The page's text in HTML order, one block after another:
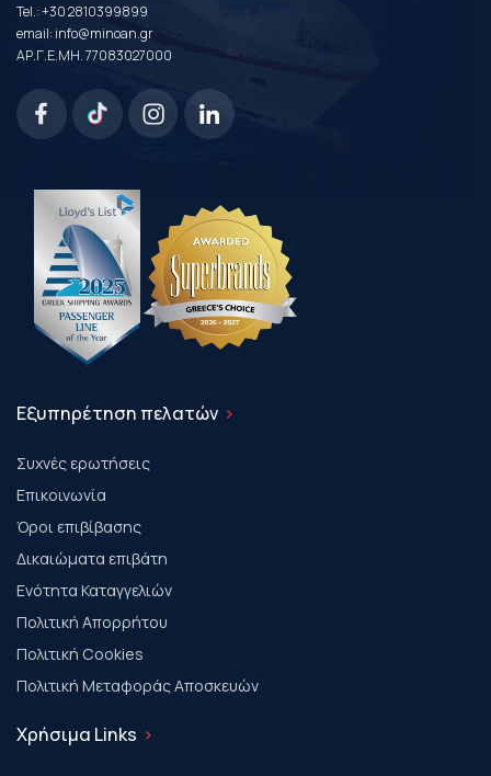
Tel.:+30 2810399899
email:info@minoan.gr
ΑΡ.Γ.Ε.ΜΗ. 77083027000
Εξυπηρέτηση πελατών
Συχνές ερωτήσεις
Επικοινωνία
Όροι επιβίβασης
Δικαιώματα επιβάτη
Ενότητα Καταγγελιών
Πολιτική Απορρήτου
Πολιτική Cookies
Πολιτική Μεταφοράς Αποσκευών
Χρήσιμα Links